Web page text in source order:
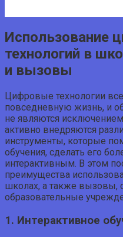
Использование
технологий в
и вызовы
Цифровые технологии
повседневную жизнь, и
не являются
активно внедряются
инструменты, которые
обучения, сделать его
интерактивным. В этом
преимущества
школах, а также вызовы,
образовательные
1. Интерактивное